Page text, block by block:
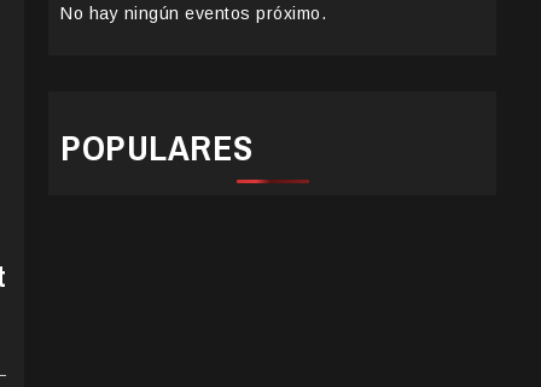
No hay ningún eventos próximo.
POPULARES